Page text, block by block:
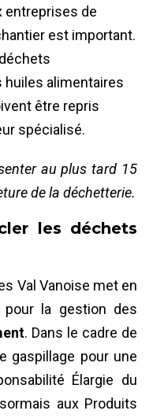
entreprises de
est important.
alimentaires
être repris
spécialisé.
au plus tard 15
de la déchetterie.
les déchets
Val Vanoise met en
pour la gestion des
. Dans le cadre de
gaspillage pour une
Élargie du
aux Produits